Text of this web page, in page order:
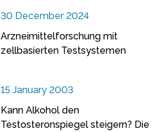
30 December 2024
Arzneimittelforschung mit
zellbasierten Testsystemen
15 January 2003
Kann Alkohol den
Testosteronspiegel steigern? Die